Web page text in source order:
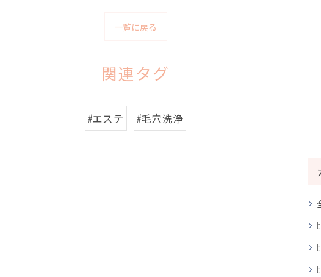
一覧に戻る
関連タグ
#エステ #毛穴洗浄